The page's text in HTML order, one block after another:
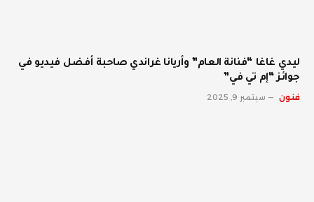
ليدي غاغا “فنانة العام” وأريانا غراندي صاحبة أفضل فيديو في
جوائز “إم تي في”
فنون سبتمبر 9, 2025